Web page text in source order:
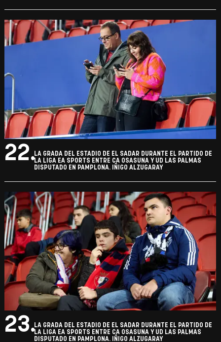
22.LA GRADA DEL ESTADIO DE EL SADAR DURANTE EL PARTIDO DE
LA LIGA EA SPORTS ENTRE CA OSASUNA Y UD LAS PALMAS
DISPUTADO EN PAMPLONA. IÑIGO ALZUGARAY
23.LA GRADA DEL ESTADIO DE EL SADAR DURANTE EL PARTIDO DE
LA LIGA EA SPORTS ENTRE CA OSASUNA Y UD LAS PALMAS
DISPUTADO EN PAMPLONA. IÑIGO ALZUGARAY